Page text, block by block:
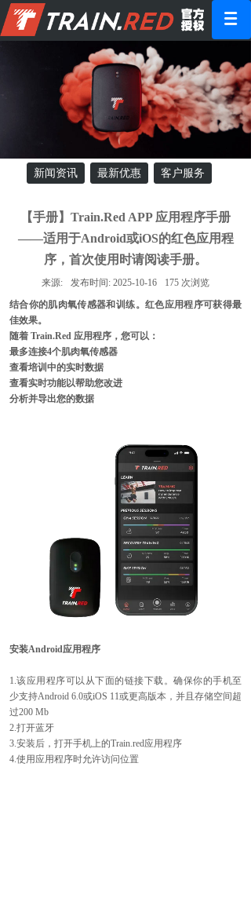
新闻资讯 最新优惠 客户服务
【手册】Train.Red APP 应用程序手册
——适用于Android或iOS的红色应用程
序，首次使用时请阅读手册。
来源: 发布时间: 2025-10-16 175 次浏览
结合你的肌肉氧传感器和训练。红色应用程序可获得最
佳效果。
随着 Train.Red 应用程序，您可以：
最多连接4个肌肉氧传感器
查看培训中的实时数据
查看实时功能以帮助您改进
分析并导出您的数据
安装Android应用程序
1.该应用程序可以从下面的链接下载。确保你的手机至
少支持Android 6.0或iOS 11或更高版本，并且存储空间超
过200 Mb
2.打开蓝牙
3.安装后，打开手机上的Train.red应用程序
4.使用应用程序时允许访问位置